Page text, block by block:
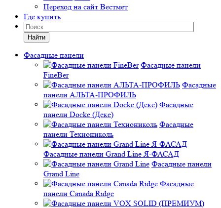
Переход на сайт Вестмет
Где купить
Найти
Фасадные панели
Фасадные панели
FineBer
Фасадные
панели АЛЬТА-ПРОФИЛЬ
Фасадные
панели Docke (Деке)
Фасадные
панели Технониколь
Фасадные панели Grand Line Я-ФАСАД
Фасадные панели
Grand Line
Фасадные
панели Canada Ridge